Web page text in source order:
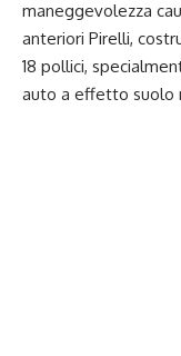
maneggevolezza
anteriori Pirelli,
18 pollici,
auto a effetto suolo